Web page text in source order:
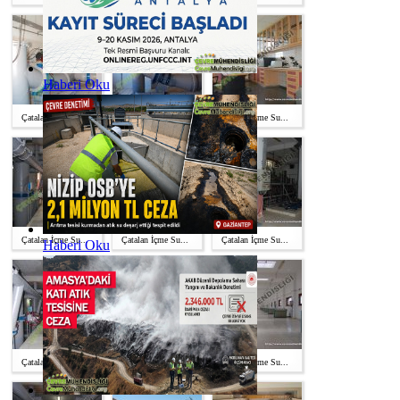
Haberi Oku
Haberi Oku
Çatalan İçme Su... Çatalan İçme Su... Çatalan İçme Su...
Çatalan İçme Su... Çatalan İçme Su... Çatalan İçme Su...
Çatalan İçme Su... Çatalan İçme Su... Çatalan İçme Su...